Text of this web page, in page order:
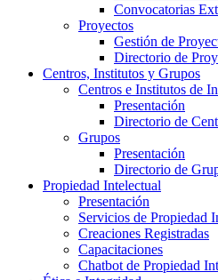
Convocatorias
Proyectos
Gestión de
Directorio de
Centros, Institutos y Grupos
Centros e Institutos de
Presentación
Directorio de
Grupos
Presentación
Directorio de
Propiedad Intelectual
Presentación
Servicios de Propiedad
Creaciones Registradas
Capacitaciones
Chatbot de Propiedad